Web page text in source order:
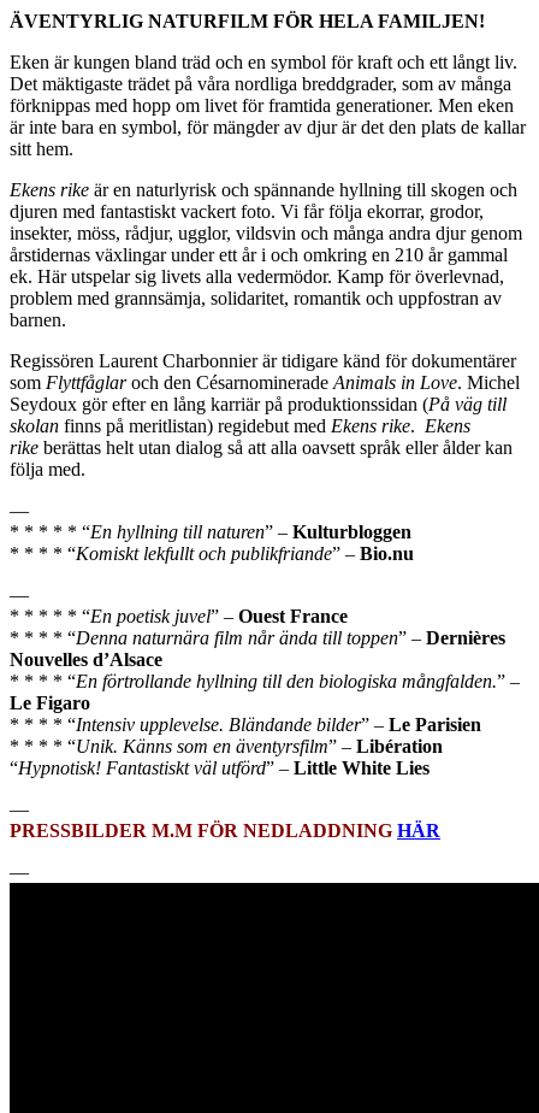
ÄVENTYRLIG NATURFILM FÖR HELA FAMILJEN!
Eken är kungen bland träd och en symbol för kraft och ett långt liv.
Det mäktigaste trädet på våra nordliga breddgrader, som av många
förknippas med hopp om livet för framtida generationer. Men eken
är inte bara en symbol, för mängder av djur är det den plats de kallar
sitt hem.
Ekens rike är en naturlyrisk och spännande hyllning till skogen och
djuren med fantastiskt vackert foto. Vi får följa ekorrar, grodor,
insekter, möss, rådjur, ugglor, vildsvin och många andra djur genom
årstidernas växlingar under ett år i och omkring en 210 år gammal
ek. Här utspelar sig livets alla vedermödor. Kamp för överlevnad,
problem med grannsämja, solidaritet, romantik och uppfostran av
barnen.
Regissören Laurent Charbonnier är tidigare känd för dokumentärer
som Flyttfåglaroch den Césarnominerade Animals in Love. Michel
Seydoux gör efter en lång karriär på produktionssidan (På väg till
skolan finns på meritlistan) regidebut med Ekens rike. Ekens
rike berättas helt utan dialog så att alla oavsett språk eller ålder kan
följa med.
—
* * * * * “En hyllning till naturen” – Kulturbloggen
* * * * “Komiskt lekfullt och publikfriande” – Bio.nu
—
* * * * * “En poetisk juvel” – Ouest France
* * * * “Denna naturnära film når ända till toppen” – Dernières
Nouvelles d’Alsace
* * * * “En förtrollande hyllning till den biologiska mångfalden.” –
Le Figaro
* * * * “Intensiv upplevelse. Bländande bilder” – Le Parisien
* * * * “Unik. Känns som en äventyrsfilm” – Libération
“Hypnotisk! Fantastiskt väl utförd” – Little White Lies
—
PRESSBILDER M.M FÖR NEDLADDNING HÄR
—